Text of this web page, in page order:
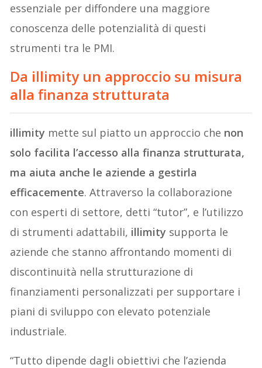
essenziale per diffondere una maggiore
conoscenza delle potenzialità di questi
strumenti tra le PMI.
Da illimity un approccio su misura
alla finanza strutturata
illimity mette sul piatto un approccio che non
solo facilita l’accesso alla finanza strutturata,
ma aiuta anche le aziende a gestirla
efficacemente. Attraverso la collaborazione
con esperti di settore, detti “tutor”, e l’utilizzo
di strumenti adattabili, illimity supporta le
aziende che stanno affrontando momenti di
discontinuità nella strutturazione di
finanziamenti personalizzati per supportare i
piani di sviluppo con elevato potenziale
industriale.
“Tutto dipende dagli obiettivi che l’azienda